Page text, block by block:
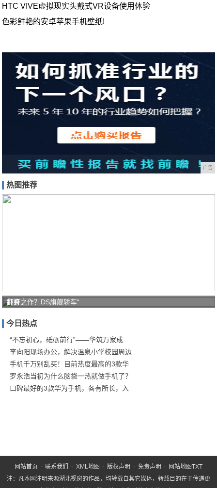
HTC VIVE虚拟现实头戴式VR设备使用体验
色彩鲜艳的安卓苹果手机壁纸!
广告
热图推荐
打好
防疫
保卫
战！
商汤
翻身之作？DS旗舰轿车“
今日热点
“不忘初心，砥砺前行”——华筑万家成
李向阳现场办公，解决温泉小学校园周边
手机千万别乱买！目前热度最高的3款华
罗永浩当初为什么脑袋一热就做手机了？
口碑最好的3款华为手机，各有所长，入
网站首页 -联系我们 - XML地图 -版权声明 - 免责声明 - 网站地图TXT
注：凡本网注明来源湖北视窗的作品，均转载自其它媒体，转载目的在于传递更